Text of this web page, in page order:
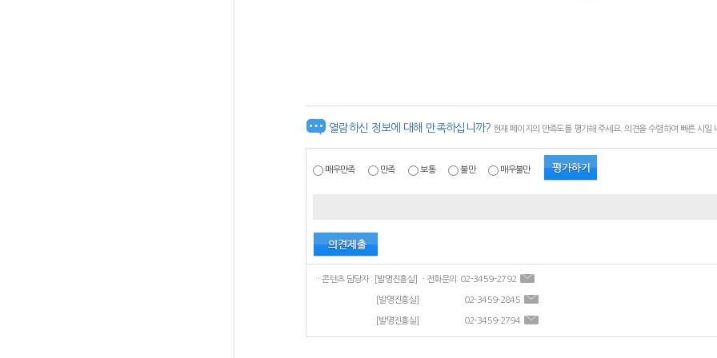
열람하신 정보에 대해 만족하십니까? 현재 페이지의 만족도를 평가해 주세요. 의견을 수렴하여 빠른 시일
매우만족 만족 보통 불만 매우불만
ㆍ콘텐츠 담당자 : [발명진흥실] ㆍ전화문의: 02-3459-2792
[발명진흥실] 02-3459-2845
[발명진흥실] 02-3459-2794